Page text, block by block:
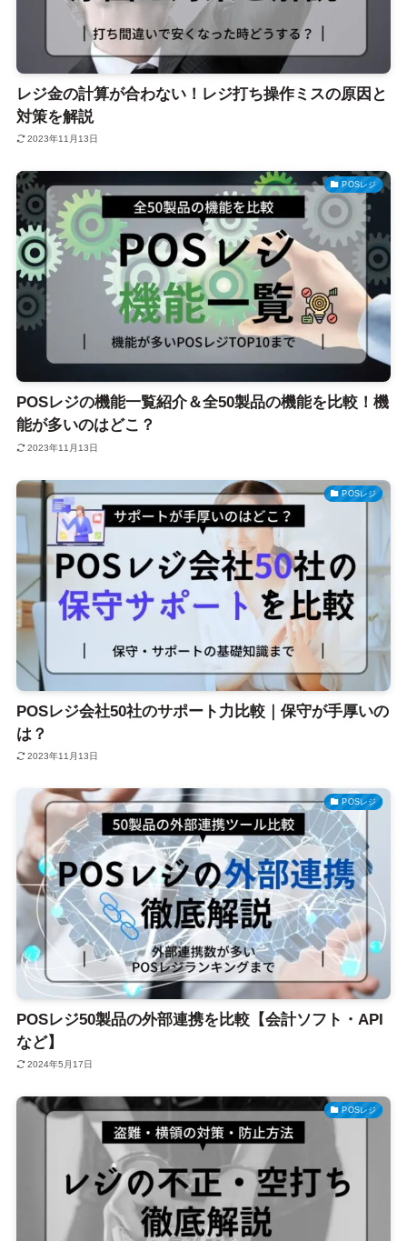
レジ金の計算が合わない！レジ打ち操作ミスの原因と
対策を解説
2023年11月13日
POSレジ
POSレジの機能一覧紹介＆全50製品の機能を比較！機
能が多いのはどこ？
2023年11月13日
POSレジ
POSレジ会社50社のサポート力比較｜保守が手厚いの
は？
2023年11月13日
POSレジ
POSレジ50製品の外部連携を比較【会計ソフト・API
など】
2024年5月17日
POSレジ